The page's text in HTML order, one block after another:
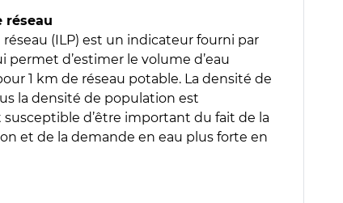
réseau
réseau (ILP) est un indicateur fourni par
permet d’estimer le volume d’eau
1 km de réseau potable. La densité de
la densité de population est
d’être important du fait de la
et de la demande en eau plus forte en